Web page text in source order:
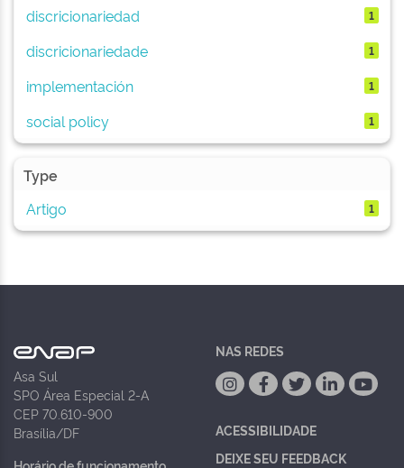
discricionariedad
1
discricionariedade 1
implementación 1
social policy 1
Type
Artigo
1
Asa Sul
SPO Área Especial 2-A
CEP 70.610-900
Brasília/DF
NAS REDES
ACESSIBILIDADE
DEIXE SEU FEEDBACK